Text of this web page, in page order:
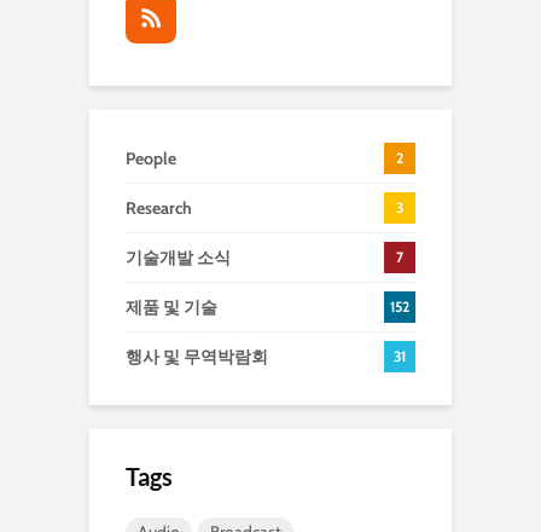
People 2
Research 3
기술개발 소식 7
제품 및 기술 152
행사 및 무역박람회 31
Tags